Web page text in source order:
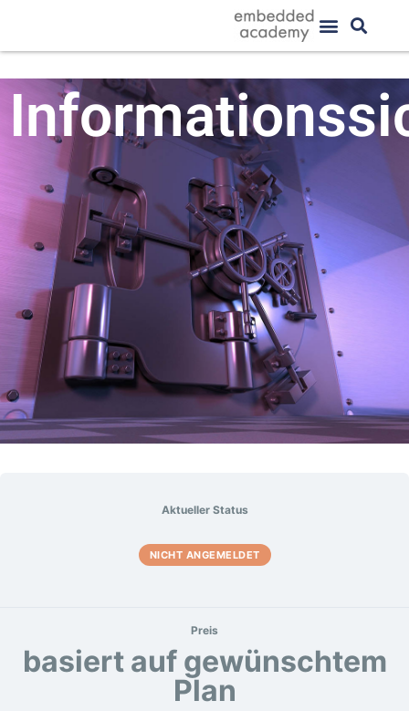
Aktueller Status
NICHT ANGEMELDET
Preis
basiert auf gewünschtem
Plan